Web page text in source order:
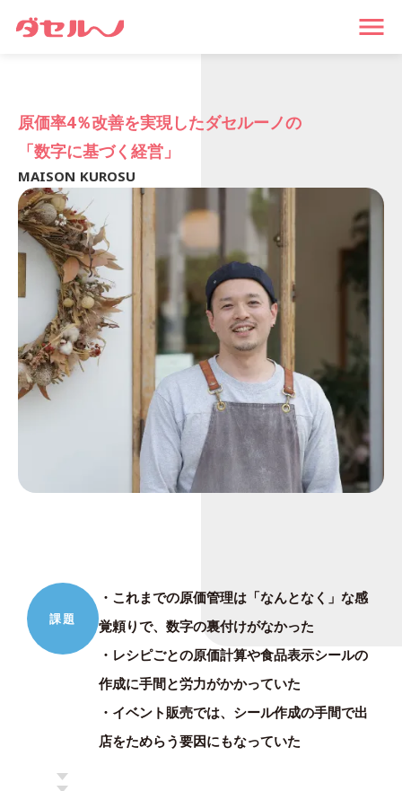
menu
原価率4％改善を実現したダセルーノの
「数字に基づく経営」
MAISON KUROSU
課題
・これまでの原価管理は「なんとなく」な感
覚頼りで、数字の裏付けがなかった
・レシピごとの原価計算や食品表示シールの
作成に手間と労力がかかっていた
・イベント販売では、シール作成の手間で出
店をためらう要因にもなっていた